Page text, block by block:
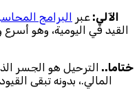
الآلي: عبر البرامج
القيد في اليومية، وهو
ختاما.. الترحيل هو الجسر
المالي.، بدونه تبقى